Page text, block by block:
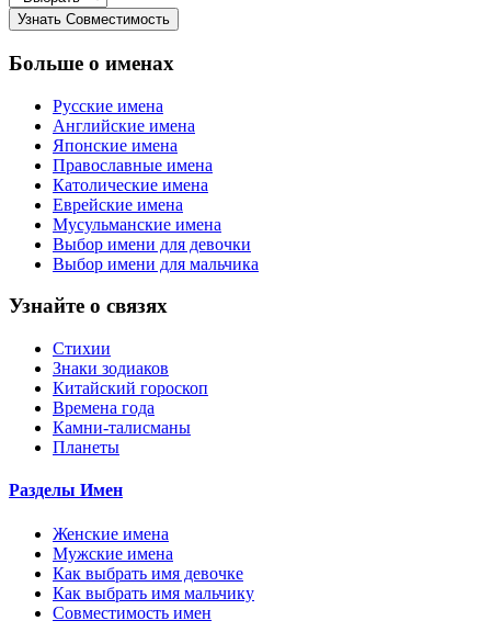
Больше о именах
Русские имена
Английские имена
Японские имена
Православные имена
Католические имена
Еврейские имена
Мусульманские имена
Выбор имени для девочки
Выбор имени для мальчика
Узнайте о связях
Стихии
Знаки зодиаков
Китайский гороскоп
Времена года
Камни-талисманы
Планеты
Разделы Имен
Женские имена
Мужские имена
Как выбрать имя девочке
Как выбрать имя мальчику
Совместимость имен